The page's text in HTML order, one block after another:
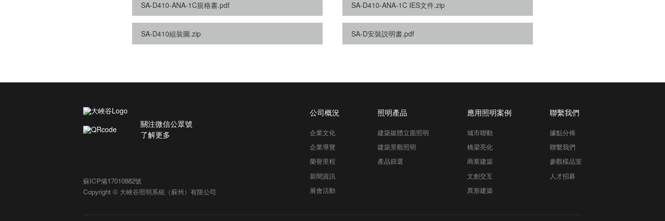
SA-D410-ANA-1C規格書.pdf SA-D410-ANA-1C IES文件.zip
SA-D410組裝圖.zip SA-D安裝説明書.pdf
關注微信公眾號
了解更多
蘇ICP備17010882號
Copyright © 大峽谷照明系統（蘇州）有限公司
公司概況
企業文化
企業導覽
榮譽里程
新聞資訊
展會活動
照明產品
建築媒體立面照明
建築景觀照明
產品篩選
應用照明案例
城市聯動
橋梁亮化
商業建築
文創交互
異形建築
聯繫我們
據點分佈
聯繫我們
參觀樣品室
人才招募